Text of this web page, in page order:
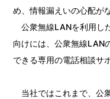
め、情報漏えいの心配が
公衆無線LANを利用し
向けには、公衆無線LAN
できる専用の電話相談サ
当社ではこれまで、公